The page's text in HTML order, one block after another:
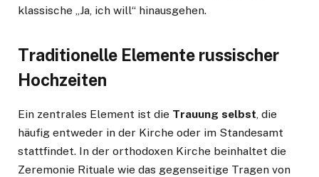
klassische „Ja, ich will“ hinausgehen.
Traditionelle Elemente russischer
Hochzeiten
Ein zentrales Element ist die Trauung selbst , die
häufig entweder in der Kirche oder im Standesamt
stattfindet. In der orthodoxen Kirche beinhaltet die
Zeremonie Rituale wie das gegenseitige Tragen von